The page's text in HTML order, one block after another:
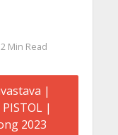
2 Min Read